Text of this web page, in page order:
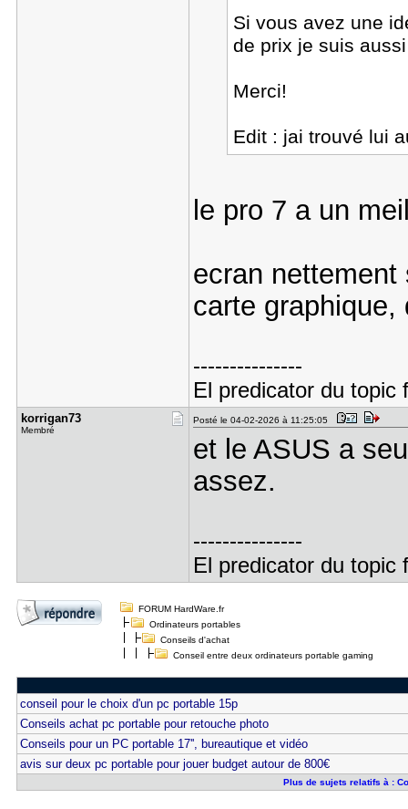
Si vous avez une
de prix je suis
Merci!
Edit : jai trouvé lui
le pro 7 a un
ecran nettement
carte
---------------
El predicator du topic
korrigan73
Membré
Posté le 04-02-2026 à 11:25:05
et le ASUS a
assez.
---------------
El predicator du topic
FORUM HardWare.fr
Ordinateurs portables
Conseils d'achat
Conseil entre deux ordinateurs portable gaming
conseil pour le choix d'un pc portable 15p
Conseils achat pc portable pour retouche photo
Conseils pour un PC portable 17'', bureautique et vidéo
avis sur deux pc portable pour jouer budget autour de 800€
Plus de sujets relatifs à :